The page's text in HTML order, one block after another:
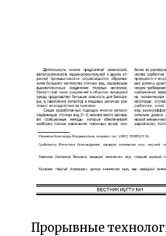
Прорывные